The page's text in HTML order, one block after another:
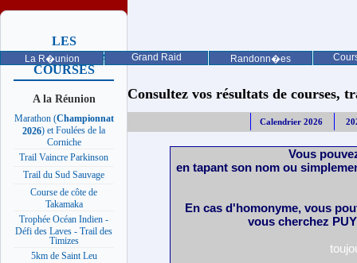
La R�union Grand Raid Randonn�es
LES
PROCHAINES
COURSES
A la Réunion
Marathon (Championnat
2026) et Foulées de la
Corniche
Trail Vaincre Parkinson
Trail du Sud Sauvage
Course de côte de
Takamaka
Trophée Océan Indien -
Défi des Laves - Trail des
Timizes
5km de Saint Leu
Consultez vos résultats de courses,
Calendrier 2026
Vous
en tapant son nom ou
En cas d'homonyme, vous
vous cherchez